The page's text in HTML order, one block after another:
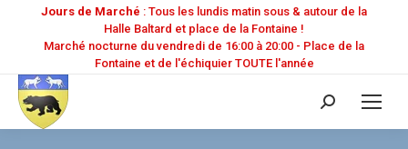
Jours de Marché : Tous les lundis matin sous & autour de la
Halle Baltard et place de la Fontaine !
Marché nocturne du vendredi de 16:00 à 20:00 - Place de la
Fontaine et de l'échiquier TOUTE l'année
Recherche
: